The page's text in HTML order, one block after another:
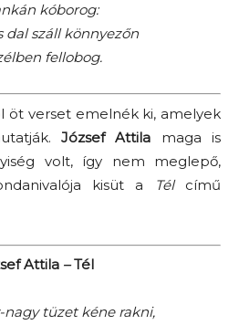
kóborog:
dal száll könnyezőn
fellobog.
öt verset emelnék ki, amelyek
József Attila maga is
volt, így nem meglepő,
kisüt a
Télcímű
Attila –Tél
nagy tüzet kéne rakni,